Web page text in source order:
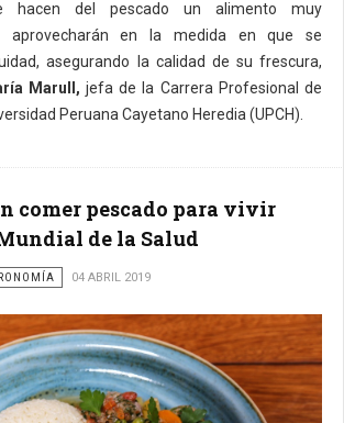
hacen del pescado un alimento muy
aprovecharán en la medida en que se
asegurando la calidad de su frescura,
Marull, jefa de la Carrera Profesional de
Peruana Cayetano Heredia (UPCH).
comer pescado para vivir
de la Salud
04 ABRIL 2019